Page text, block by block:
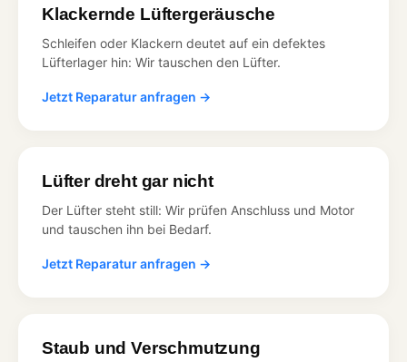
Klackernde Lüftergeräusche
Schleifen oder Klackern deutet auf ein defektes
Lüfterlager hin: Wir tauschen den Lüfter.
Jetzt Reparatur anfragen →
Lüfter dreht gar nicht
Der Lüfter steht still: Wir prüfen Anschluss und Motor
und tauschen ihn bei Bedarf.
Jetzt Reparatur anfragen →
Staub und Verschmutzung